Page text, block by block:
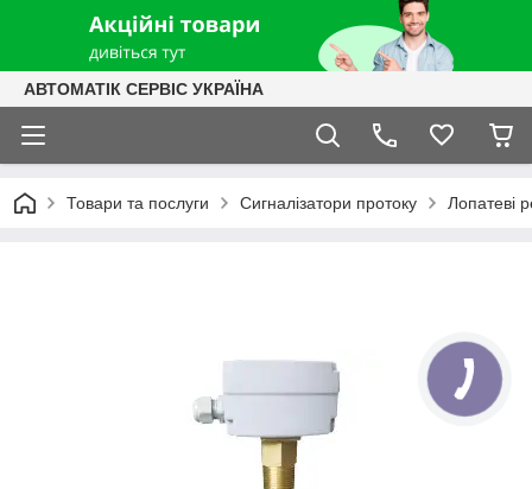
АВТОМАТІК СЕРВІС УКРАЇНА
Товари та послуги Сигналізатори протоку Лопатеві